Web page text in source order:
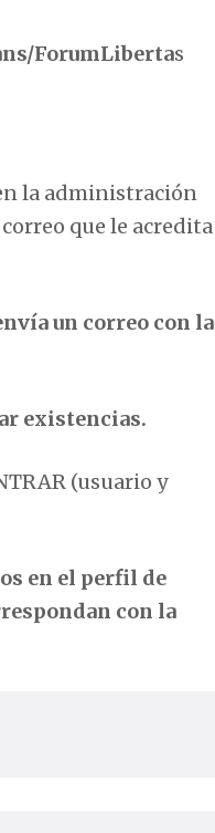
ForumLibertas
la administración
que le acredita
un correo con la
existencias.
(usuario y
en el perfil de
con la